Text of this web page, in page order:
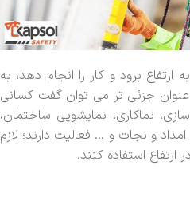
برود و کار را انجام دهد، به
عنوان جزئی تر می توان گفت کسانی
نماکاری، نمایشویی ساختمان،
و نجات و … فعالیت دارند؛ لازم
استفاده کنند.